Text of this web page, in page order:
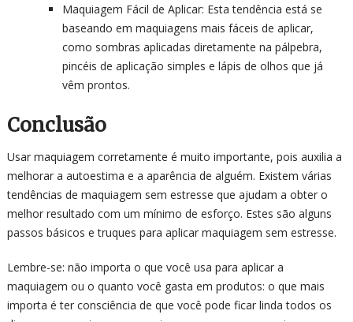
Maquiagem Fácil de Aplicar: Esta tendência está se
baseando em maquiagens mais fáceis de aplicar,
como sombras aplicadas diretamente na pálpebra,
pincéis de aplicação simples e lápis de olhos que já
vêm prontos.
Conclusão
Usar maquiagem corretamente é muito importante, pois auxilia a
melhorar a autoestima e a aparência de alguém. Existem várias
tendências de maquiagem sem estresse que ajudam a obter o
melhor resultado com um mínimo de esforço. Estes são alguns
passos básicos e truques para aplicar maquiagem sem estresse.
Lembre-se: não importa o que você usa para aplicar a
maquiagem ou o quanto você gasta em produtos: o que mais
importa é ter consciência de que você pode ficar linda todos os